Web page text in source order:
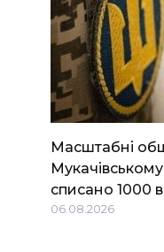
Масштабні
списано 1000
06.08.2026